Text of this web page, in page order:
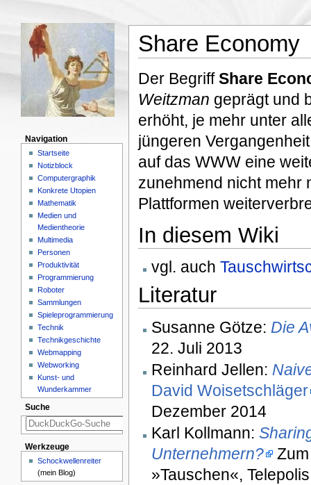
Share Economy
Der BegriffShare
Weitzman geprägt und
erhöht, je mehr unter
jüngeren
auf das WWW eine
zunehmend nicht mehr
Plattformen
In diesem Wiki
vgl. auch
Literatur
Susanne Götze: Die
22. Juli 2013
Reinhard Jellen:
David Woisetschläger
Dezember 2014
Karl Kollmann:
Unternehmern? Zum
»Tauschen«,
Navigation
Startseite
Notizblock
Computergraphik
Konkrete Utopien
Mathematik
Medien und
Medientheorie
Multimedia
Personen
Produktivität
Programmierung
Roboter
Sammlungen
Spieleprogrammierung
Technik
Technikgeschichte
Webmapping
Webworking
Kunst- und
Wunderkammer
Suche
Werkzeuge
Schockwellenreiter
(mein Blog)